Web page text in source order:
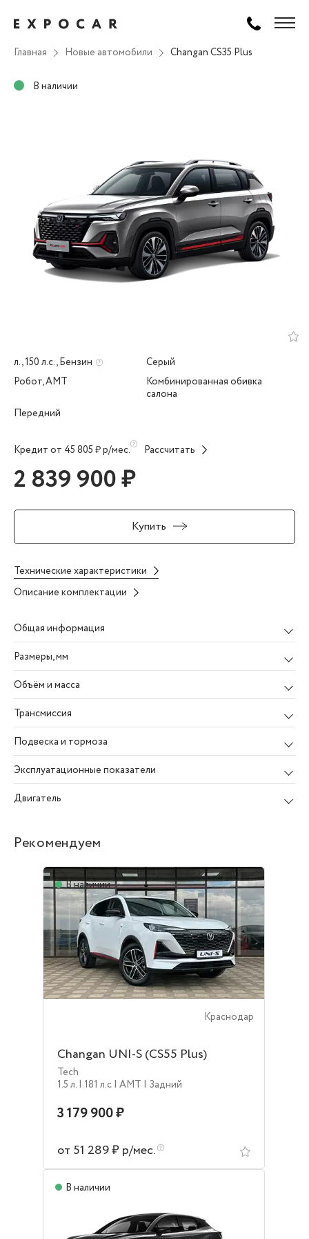
Главная Новые автомобили Changan CS35 Plus
В наличии
л., 150 л.с., Бензин
Робот, AMT
Передний
Серый
Комбинированная обивка
салона
Кредит от 45 805 ₽ р/мес. Рассчитать
2 839 900 ₽
Купить
Технические характеристики
Описание комплектации
Общая информация
Размеры, мм
Объём и масса
Трансмиссия
Подвеска и тормоза
Эксплуатационные показатели
Двигатель
Рекомендуем
В наличии
Краснодар
Changan UNI-S (CS55 Plus)
Tech
1.5 л. | 181 л.c | AMT | Задний
3 179 900 ₽
от 51 289 ₽ р/мес.
В наличии